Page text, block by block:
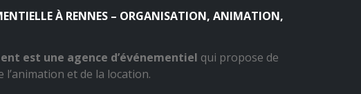
À RENNES – ORGANISATION, ANIMATION,
est une agence d’événementiel qui propose de
l’animation et de la location.